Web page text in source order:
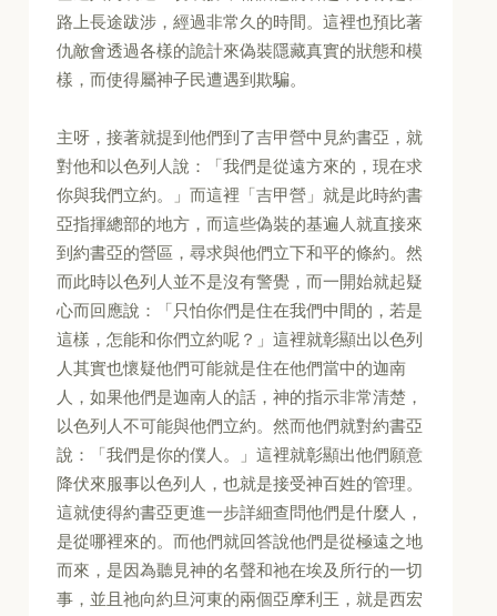
路上長途跋涉，經過非常久的時間。這裡也預比著
仇敵會透過各樣的詭計來偽裝隱藏真實的狀態和模
樣，而使得屬神子民遭遇到欺騙。
主呀，接著就提到他們到了吉甲營中見約書亞，就
對他和以色列人說：「我們是從遠方來的，現在求
你與我們立約。」而這裡「吉甲營」就是此時約書
亞指揮總部的地方，而這些偽裝的基遍人就直接來
到約書亞的營區，尋求與他們立下和平的條約。然
而此時以色列人並不是沒有警覺，而一開始就起疑
心而回應說：「只怕你們是住在我們中間的，若是
這樣，怎能和你們立約呢？」這裡就彰顯出以色列
人其實也懷疑他們可能就是住在他們當中的迦南
人，如果他們是迦南人的話，神的指示非常清楚，
以色列人不可能與他們立約。然而他們就對約書亞
說：「我們是你的僕人。」這裡就彰顯出他們願意
降伏來服事以色列人，也就是接受神百姓的管理。
這就使得約書亞更進一步詳細查問他們是什麼人，
是從哪裡來的。而他們就回答說他們是從極遠之地
而來，是因為聽見神的名聲和祂在埃及所行的一切
事，並且祂向約旦河東的兩個亞摩利王，就是西宏